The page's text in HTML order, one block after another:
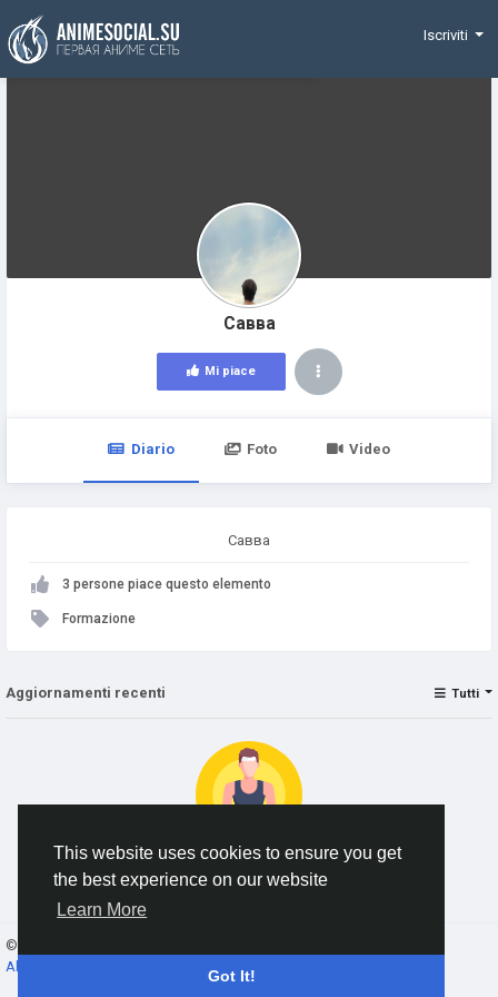
This website uses cookies to ensure you get
the best experience on our website
Learn More
Got It!
Funding
Iscriviti
Савва
Mi piace
Diario Foto Video
Савва
3 persone piace questo elemento
Formazione
Aggiornamenti recenti Tutti
No data to show
© 2026 AnimeSocial.SU - Первая аниме сеть!
About
Privacy